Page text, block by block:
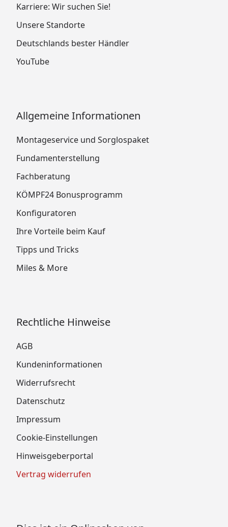
Karriere: Wir suchen Sie!
Unsere Standorte
Deutschlands bester Händler
YouTube
Allgemeine Informationen
Montageservice und Sorglospaket
Fundamenterstellung
Fachberatung
KÖMPF24 Bonusprogramm
Konfiguratoren
Ihre Vorteile beim Kauf
Tipps und Tricks
Miles & More
Rechtliche Hinweise
AGB
Kundeninformationen
Widerrufsrecht
Datenschutz
Impressum
Cookie-Einstellungen
Hinweisgeberportal
Vertrag widerrufen